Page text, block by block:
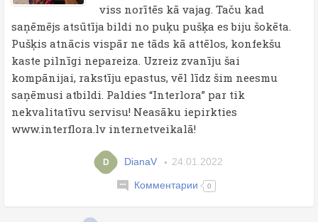
viss norītēs kā vajag. Taču kad
saņēmējs atsūtīja bildi no puķu pušķa es biju šokēta.
Pušķis atnācis vispār ne tāds kā attēlos, konfekšu
kaste pilnīgi nepareiza. Uzreiz zvanīju šai
kompānijai, rakstīju epastus, vēl līdz šim neesmu
saņēmusi atbildi. Paldies “Interlora” par tik
nekvalitatīvu servisu! Neasāku iepirkties
www.interflora.lv internetveikalā!
D DianaV 24.01.2022
Комментарии 0